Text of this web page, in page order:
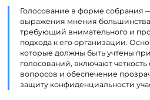
Голосование в форме собрания
выражения мнения
требующий внимательного и
подхода к его организации.
которые должны быть учтены
голосований, включают
вопросов и обеспечение
защиту конфиденциальности